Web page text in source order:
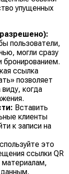
упущенных
пользователи,
могли сразу
бронированием.
ссылка
позволяет
когда
Вставить
клиенты
к записи на
это
ссылки QR